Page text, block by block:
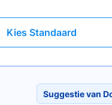
Kies Standaard
Suggestie van